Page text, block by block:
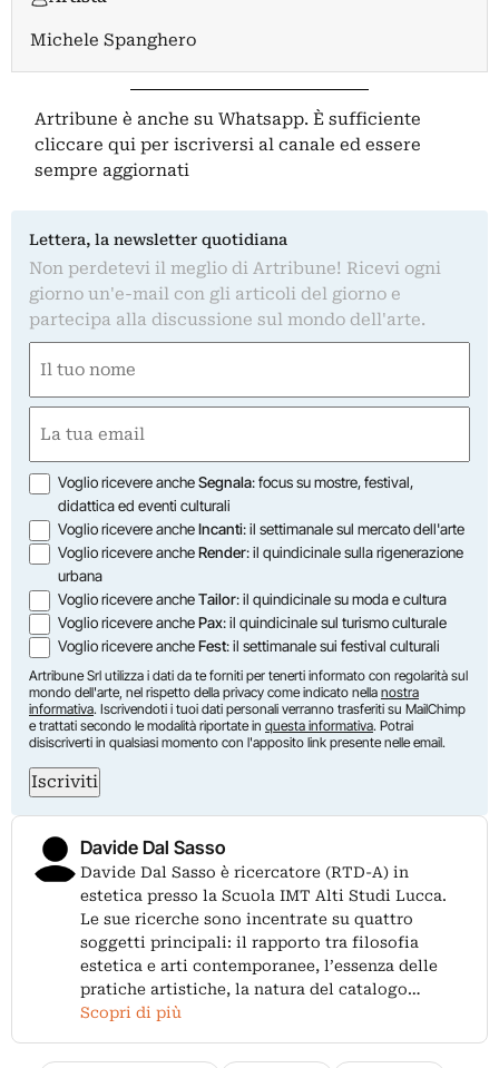
Michele Spanghero
Artribune è anche su Whatsapp. È sufficiente
cliccare qui per iscriversi al canale ed essere
sempre aggiornati
Lettera, la newsletter quotidiana
Non perdetevi il meglio di Artribune! Ricevi ogni
giorno un'e-mail con gli articoli del giorno e
partecipa alla discussione sul mondo dell'arte.
(Required)
First
(Required)
Opzioni
Voglio ricevere ancheSegnala: focus su mostre, festival,
didattica ed eventi culturali
Voglio ricevere ancheIncanti: il settimanale sul mercato dell'arte
Voglio ricevere ancheRender: il quindicinale sulla rigenerazione
urbana
Voglio ricevere ancheTailor: il quindicinale su moda e cultura
Voglio ricevere anchePax: il quindicinale sul turismo culturale
Voglio ricevere ancheFest: il settimanale sui festival culturali
Artribune Srl utilizza i dati da te forniti per tenerti informato con regolarità sul
mondo dell'arte, nel rispetto della privacy come indicato nella nostra
informativa. Iscrivendoti i tuoi dati personali verranno trasferiti su MailChimp
e trattati secondo le modalità riportate in questa informativa. Potrai
disiscriverti in qualsiasi momento con l'apposito link presente nelle email.
Iscriviti
Davide Dal Sasso
Davide Dal Sasso è ricercatore (RTD-A) in
estetica presso la Scuola IMT Alti Studi Lucca.
Le sue ricerche sono incentrate su quattro
soggetti principali: il rapporto tra filosofia
estetica e arti contemporanee, l’essenza delle
pratiche artistiche, la natura del catalogo…
Scopri di più